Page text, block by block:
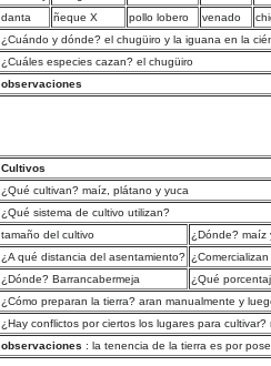
danta
ñeque X pollo lobero venado
¿Cuándo y dónde? el chugüiro y la iguana en la
¿Cuáles especies cazan? el chugüiro
observaciones
Cultivos
¿Qué cultivan? maíz, plátano y yuca
¿Qué sistema de cultivo utilizan?
tamaño del cultivo
¿Dónde? maíz
¿A qué distancia del asentamiento?
¿Dónde? Barrancabermeja
¿Qué
¿Cómo preparan la tierra? aran manualmente y
¿Hay conflictos por ciertos los lugares para cultivar?
observaciones : la tenencia de la tierra es por